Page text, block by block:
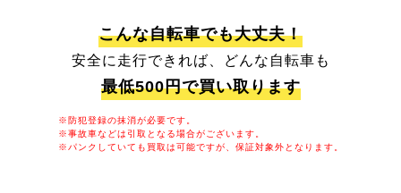
こんな自転車でも大丈夫！
安全に走行できれば、どんな自転車も
最低500円で買い取ります
※防犯登録の抹消が必要です。
※事故車などは引取となる場合がございます。
※パンクしていても買取は可能ですが、保証対象外となります。